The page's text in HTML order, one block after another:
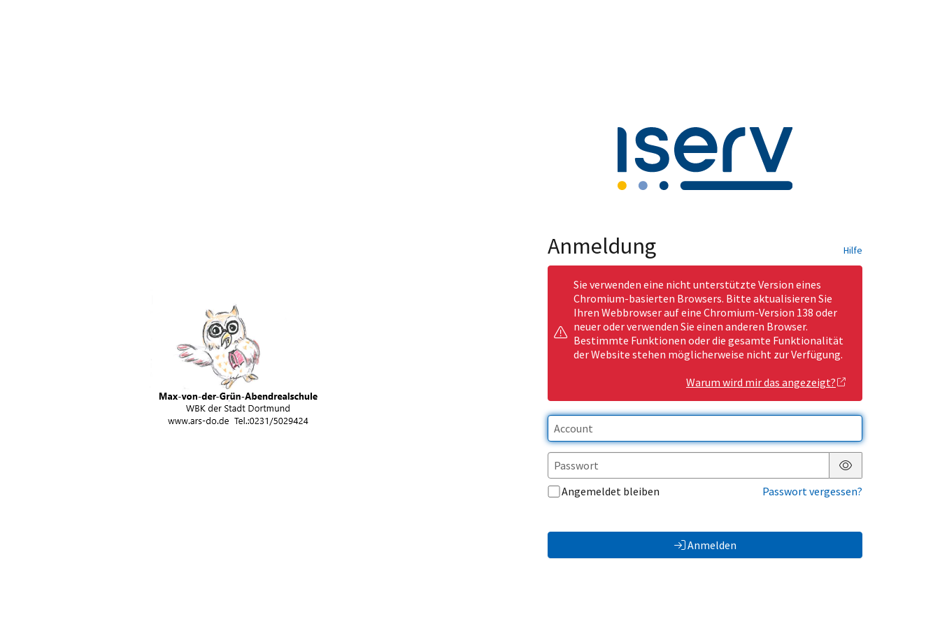
Anmeldung Hilfe
Sie verwenden eine nicht unterstützte Version eines
Chromium-basierten Browsers. Bitte aktualisieren Sie
Ihren Webbrowser auf eine Chromium-Version 138 oder
neuer oder verwenden Sie einen anderen Browser.
Bestimmte Funktionen oder die gesamte Funktionalität
der Website stehen möglicherweise nicht zur Verfügung.
Warum wird mir das angezeigt?
Passwort anzeigen
Angemeldet bleiben
Passwort vergessen?
Anmelden